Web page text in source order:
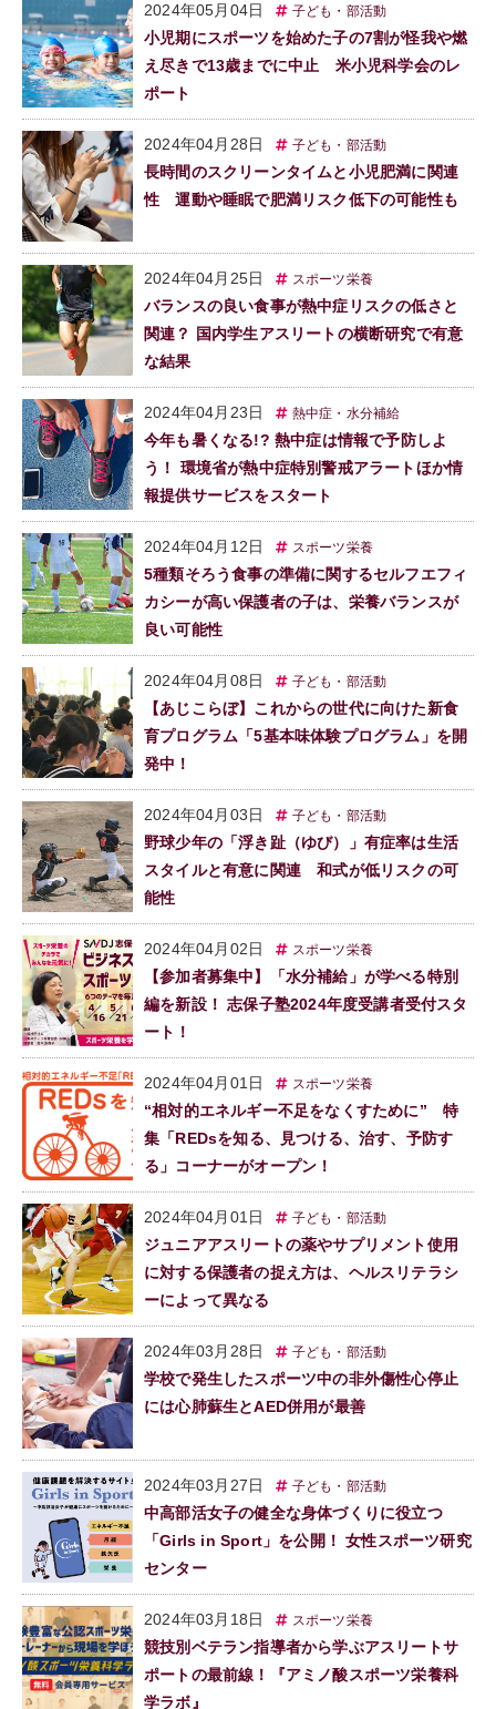
2024年05月04日 子ども・部活動
小児期にスポーツを始めた子の7割が怪我や燃
え尽きで13歳までに中止 米小児科学会のレ
ポート
2024年04月28日 子ども・部活動
長時間のスクリーンタイムと小児肥満に関連
性 運動や睡眠で肥満リスク低下の可能性も
2024年04月25日 スポーツ栄養
バランスの良い食事が熱中症リスクの低さと
関連？ 国内学生アスリートの横断研究で有意
な結果
2024年04月23日 熱中症・水分補給
今年も暑くなる!? 熱中症は情報で予防しよ
う！ 環境省が熱中症特別警戒アラートほか情
報提供サービスをスタート
2024年04月12日 スポーツ栄養
5種類そろう食事の準備に関するセルフエフィ
カシーが高い保護者の子は、栄養バランスが
良い可能性
2024年04月08日 子ども・部活動
【あじこらぼ】これからの世代に向けた新食
育プログラム「5基本味体験プログラム」を開
発中！
2024年04月03日 子ども・部活動
野球少年の「浮き趾（ゆび）」有症率は生活
スタイルと有意に関連 和式が低リスクの可
能性
2024年04月02日 スポーツ栄養
【参加者募集中】「水分補給」が学べる特別
編を新設！ 志保子塾2024年度受講者受付スタ
ート！
2024年04月01日 スポーツ栄養
“相対的エネルギー不足をなくすために” 特
集「REDsを知る、見つける、治す、予防す
る」コーナーがオープン！
2024年04月01日 子ども・部活動
ジュニアアスリートの薬やサプリメント使用
に対する保護者の捉え方は、ヘルスリテラシ
ーによって異なる
2024年03月28日 子ども・部活動
学校で発生したスポーツ中の非外傷性心停止
には心肺蘇生とAED併用が最善
2024年03月27日 子ども・部活動
中高部活女子の健全な身体づくりに役立つ
「Girls in Sport」を公開！ 女性スポーツ研究
センター
2024年03月18日 スポーツ栄養
競技別ベテラン指導者から学ぶアスリートサ
ポートの最前線！『アミノ酸スポーツ栄養科
学ラボ』